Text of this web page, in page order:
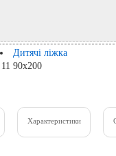
Дитячі ліжка
90х200
Характеристики